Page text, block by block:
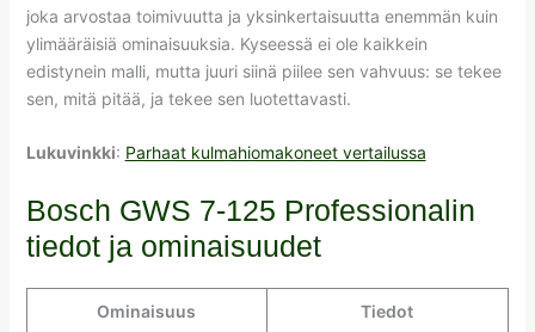
joka arvostaa toimivuutta ja yksinkertaisuutta enemmän kuin
ylimääräisiä ominaisuuksia. Kyseessä ei ole kaikkein
edistynein malli, mutta juuri siinä piilee sen vahvuus: se tekee
sen, mitä pitää, ja tekee sen luotettavasti.
Lukuvinkki: Parhaat kulmahiomakoneet vertailussa
Bosch GWS 7-125 Professionalin
tiedot ja ominaisuudet
Ominaisuus Tiedot